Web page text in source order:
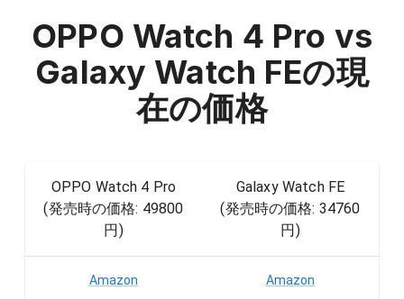
OPPO Watch 4 Pro vs
Galaxy Watch FEの現
在の価格
OPPO Watch 4 Pro
(発売時の価格: 49800
円)
Galaxy Watch FE
(発売時の価格: 34760
円)
Amazon Amazon